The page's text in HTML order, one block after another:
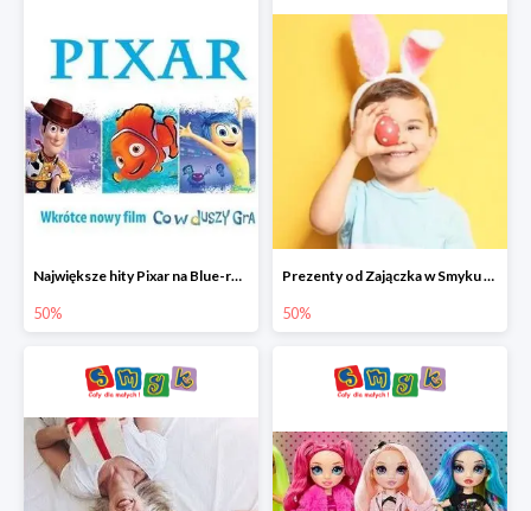
Największe hity Pixar na Blue-rey i DVD w Smyku - drugi film -50%
50%
Prezenty od Zajączka w Smyku do -50%
50%